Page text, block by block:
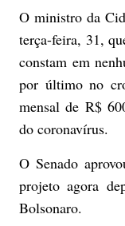
O ministro da
terça-feira, 31,
constam em
por último no
mensal de R$
do coronavírus.
O Senado
projeto agora
Bolsonaro.